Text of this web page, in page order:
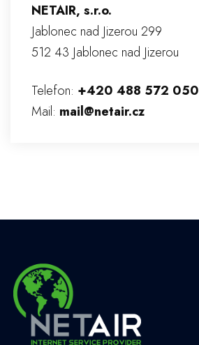
NETAIR, s.r.o.
Jablonec nad Jizerou 299
512 43 Jablonec nad Jizerou
Telefon: +420 488 572 050
Mail: mail@netair.cz